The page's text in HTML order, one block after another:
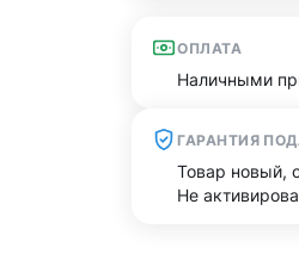
ОПЛАТА
Наличными
ГАРАНТИЯ
Товар новый,
Не